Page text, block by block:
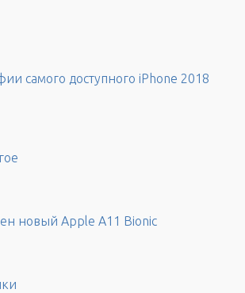
самого доступного iPhone 2018
новый Apple A11 Bionic